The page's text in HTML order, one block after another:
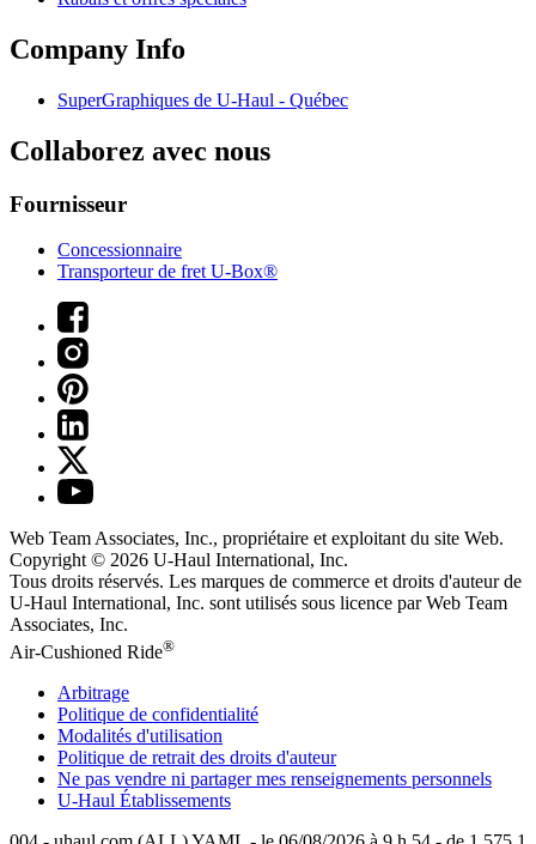
Company Info
SuperGraphiques de U-Haul - Québec
Collaborez avec nous
Fournisseur
Concessionnaire
Transporteur de fret U-Box®
Web Team Associates, Inc., propriétaire et exploitant du site Web.
Copyright © 2026 U-Haul International, Inc.
Tous droits réservés. Les marques de commerce et droits d'auteur de
U-Haul International, Inc. sont utilisés sous licence par Web Team
Associates, Inc.
Air-Cushioned Ride®
Arbitrage
Politique de confidentialité
Modalités d'utilisation
Politique de retrait des droits d'auteur
Ne pas vendre ni partager mes renseignements personnels
U-Haul Établissements